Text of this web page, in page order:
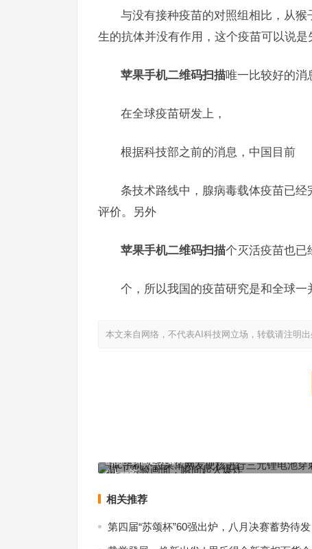
与没有接种疫苗的对照组相比，从
生的抗体并没有作用，这个疫苗可以说是
苹果手机二维码扫描唯一比较好的消
在全球疫苗研发上，
根据科技部之前的消息，中国目前
条技术路线中，腺病毒载体疫苗已
评价。另外
苹果手机二维码扫描个灭活疫苗也已
个，所以我国的疫苗研究是和全球一
本文来自网络，不代表AI科技网立场，转载请注明出
上一篇
画面：瞬间起火爆炸
相关推荐
第四届“苏颂杯”60强出炉，八月决赛蓄势待发